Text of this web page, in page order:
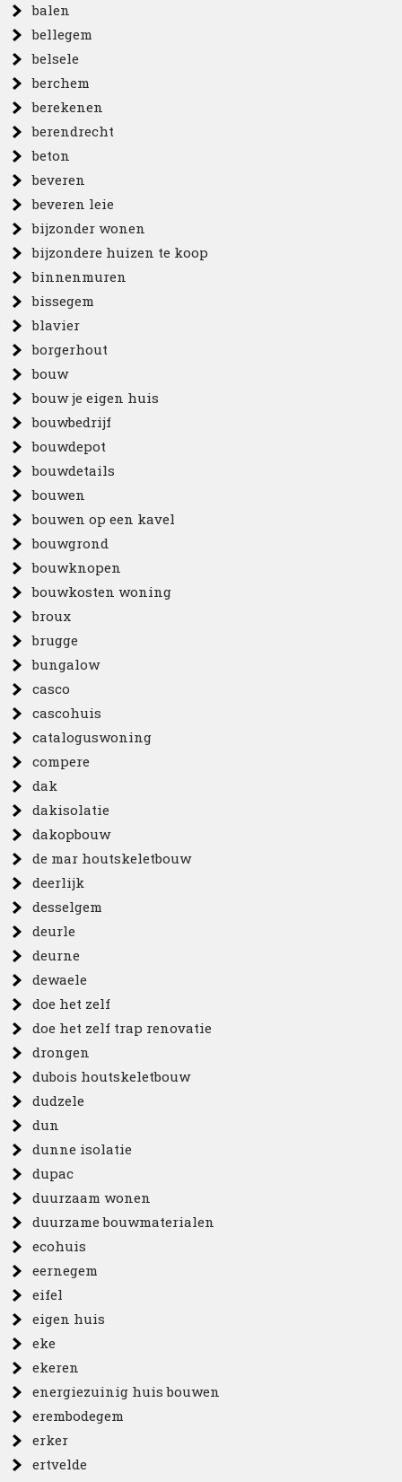
balen
bellegem
belsele
berchem
berekenen
berendrecht
beton
beveren
beveren leie
bijzonder wonen
bijzondere huizen te koop
binnenmuren
bissegem
blavier
borgerhout
bouw
bouw je eigen huis
bouwbedrijf
bouwdepot
bouwdetails
bouwen
bouwen op een kavel
bouwgrond
bouwknopen
bouwkosten woning
broux
brugge
bungalow
casco
cascohuis
cataloguswoning
compere
dak
dakisolatie
dakopbouw
de mar houtskeletbouw
deerlijk
desselgem
deurle
deurne
dewaele
doe het zelf
doe het zelf trap renovatie
drongen
dubois houtskeletbouw
dudzele
dun
dunne isolatie
dupac
duurzaam wonen
duurzame bouwmaterialen
ecohuis
eernegem
eifel
eigen huis
eke
ekeren
energiezuinig huis bouwen
erembodegem
erker
ertvelde